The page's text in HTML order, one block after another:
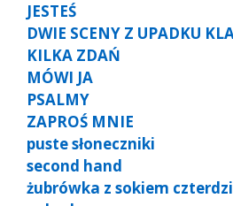
JESTEŚ
DWIE SCENY Z UPADKU
KILKA ZDAŃ
MÓWI JA
PSALMY
ZAPROŚ MNIE
puste słoneczniki
second hand
żubrówka z sokiem